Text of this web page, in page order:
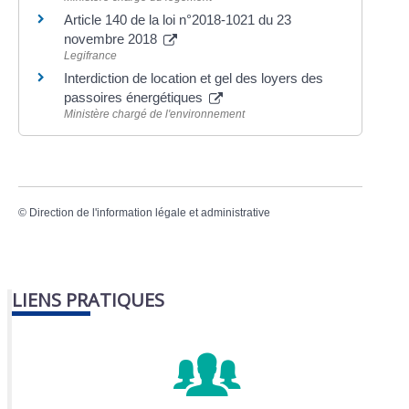
Article 140 de la loi n°2018-1021 du 23
novembre 2018
Legifrance
Interdiction de location et gel des loyers des
passoires énergétiques
Ministère chargé de l'environnement
© Direction de l'information légale et administrative
LIENS PRATIQUES